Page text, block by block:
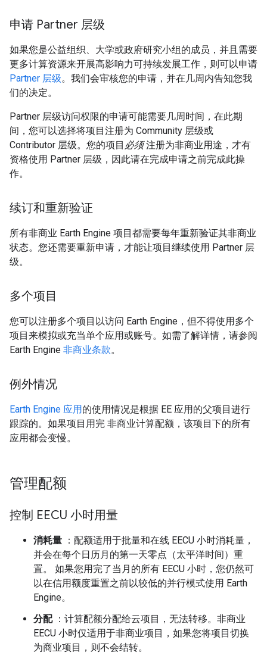
申请 Partner 层级
如果您是公益组织、大学或政府研究小组的成员，并且需要
更多计算资源来开展高影响力可持续发展工作，则可以申请
Partner 层级。我们会审核您的申请，并在几周内告知您我
们的决定。
Partner 层级访问权限的申请可能需要几周时间，在此期
间，您可以选择将项目注册为 Community 层级或
Contributor 层级。您的项目 必须注册为非商业用途，才有
资格使用 Partner 层级，因此请在完成申请之前完成此操
作。
续订和重新验证
所有非商业 Earth Engine 项目都需要每年重新验证其非商业
状态。您还需要重新申请，才能让项目继续使用 Partner 层
级。
多个项目
您可以注册多个项目以访问 Earth Engine，但不得使用多个
项目来模拟或充当单个应用或账号。如需了解详情，请参阅
Earth Engine 非商业条款。
例外情况
Earth Engine 应用的使用情况是根据 EE 应用的父项目进行
跟踪的。如果项目用完 非商业计算配额，该项目下的所有
应用都会变慢。
管理配额
控制 EECU 小时用量
消耗量 ：配额适用于批量和在线 EECU 小时消耗量，
并会在每个日历月的第一天零点（太平洋时间）重
置。 如果您用完了当月的所有 EECU 小时，您仍然可
以在信用额度重置之前以较低的并行模式使用 Earth
Engine。
分配：计算配额分配给云项目，无法转移。非商业
EECU 小时仅适用于非商业项目，如果您将项目切换
为商业项目，则不会结转。